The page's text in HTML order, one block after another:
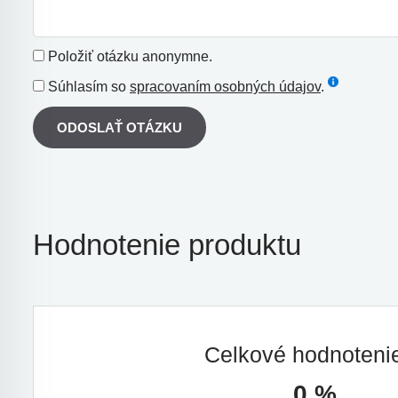
Položiť otázku anonymne.
Súhlasím so spracovaním osobných údajov.
ODOSLAŤ OTÁZKU
Hodnotenie produktu
Celkové